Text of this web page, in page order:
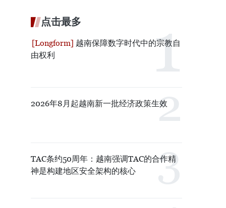
点击最多
越南保障数字时代中的宗教自
由权利
2026年8月起越南新一批经济政策生效
TAC条约50周年：越南强调TAC的合作精
神是构建地区安全架构的核心